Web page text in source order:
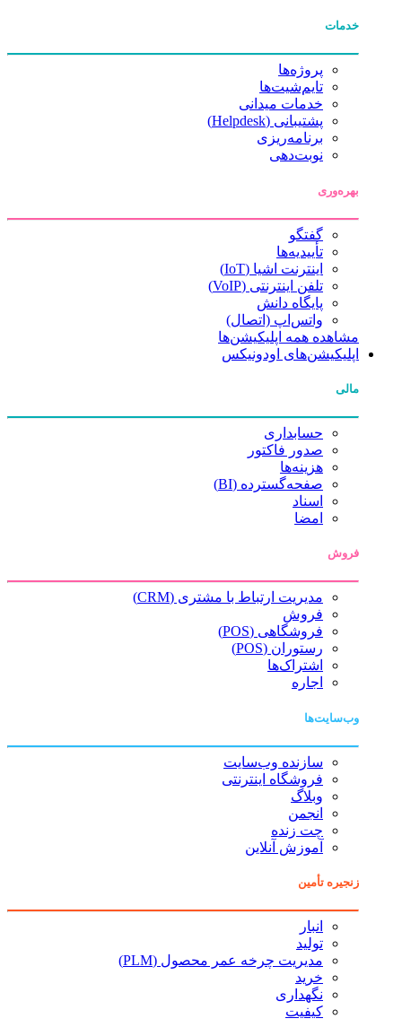
خدمات
پروژه‌ها
تایم‌شیت‌ها
خدمات میدانی
پشتیبانی (Helpdesk)
برنامه‌ریزی
نوبت‌دهی
بهره‌وری
گفتگو
تأییدیه‌ها
اینترنت اشیا (IoT)
تلفن اینترنتی (VoIP)
پایگاه دانش
واتس‌اپ (اتصال)
مشاهده همه اپلیکیشن‌ها
اپلیکیشن‌های اودونیکس
مالی
حسابداری
صدور فاکتور
هزینه‌ها
صفحه‌گسترده (BI)
اسناد
امضا
فروش
مدیریت ارتباط با مشتری (CRM)
فروش
فروشگاهی (POS)
رستوران (POS)
اشتراک‌ها
اجاره
وب‌سایت‌ها
سازنده وب‌سایت
فروشگاه اینترنتی
وبلاگ
انجمن
چت زنده
آموزش آنلاین
زنجیره تأمین
انبار
تولید
مدیریت چرخه عمر محصول (PLM)
خرید
نگهداری
کیفیت